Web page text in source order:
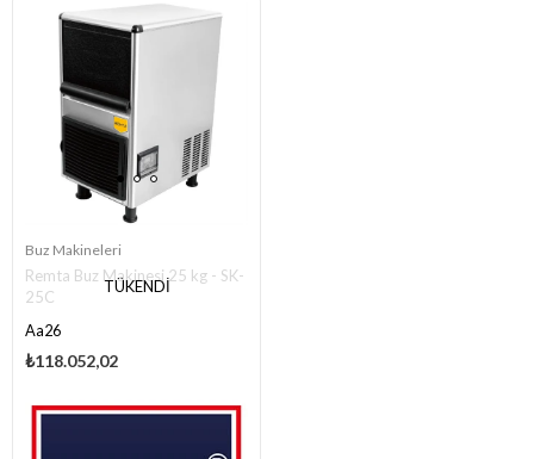
TÜKENDI
Buz Makineleri
Remta Buz Makinesi 25 kg - SK-
25C
Aa26
₺118.052,02